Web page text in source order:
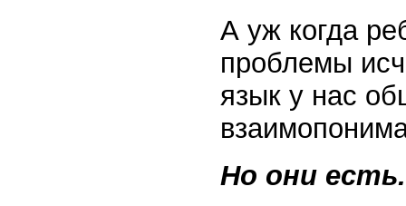
А уж когда
проблемы
язык у нас
Но они есть.